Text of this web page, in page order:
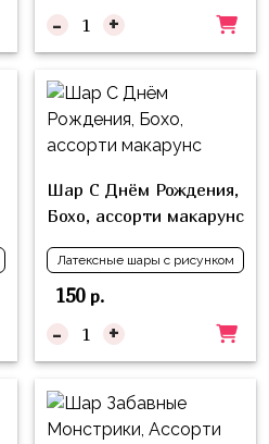
- +
Шар С Днём Рождения,
Бохо, ассорти макарунс
Латексные шары с рисунком
150р.
- +